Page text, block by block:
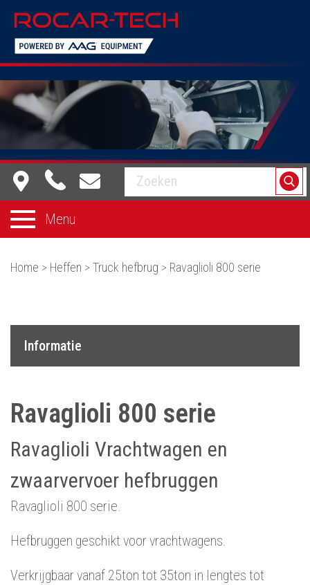
Equipment dat voor je werkt
Menu
Home > Heffen > Truck hefbrug > Ravaglioli 800 serie
Informatie
Ravaglioli 800 serie
Ravaglioli Vrachtwagen en
zwaarvervoer hefbruggen
Ravaglioli 800 serie.
Hefbruggen geschikt voor vrachtwagens.
Verkrijgbaar vanaf 25ton tot 35ton in lengtes tot